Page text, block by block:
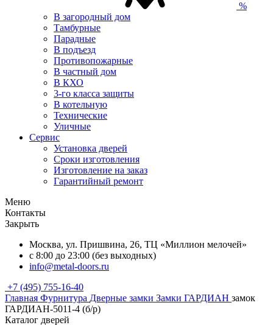
%
В загородный дом
Тамбурные
Парадные
В подъезд
Противопожарные
В частный дом
В КХО
3-го класса защиты
В котельную
Технические
Уличные
Сервис
Установка дверей
Сроки изготовления
Изготовление на заказ
Гарантийный ремонт
Меню
Контакты
Закрыть
Москва, ул. Пришвина, 26, ТЦ «Миллион мелочей»
с 8:00 до 23:00 (без выходных)
info@metal-doors.ru
+7 (495) 755-16-40
Главная Фурнитура Дверные замки Замки ГАРДИАН замок
ГАРДИАН-5011-4 (б/р)
Каталог дверей